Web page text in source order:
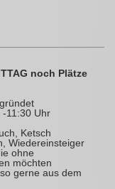
noch Plätze
11:30 Uhr
Ketsch
Wiedereinsteiger
ohne
möchten
aus dem